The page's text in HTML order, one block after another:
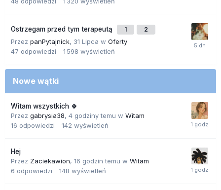
Ostrzegam przed tym terapeutą 1 2
Przez panPytajnick, 31 Lipca w Oferty
47 odpowiedzi 1 598 wyświetleń
Nowe wątki
Witam wszystkich 🍀
Przez gabrysia38, 4 godziny temu w Witam
16 odpowiedzi 142 wyświetleń
Hej
Przez Zaciekawion, 16 godzin temu w Witam
6 odpowiedzi 148 wyświetleń